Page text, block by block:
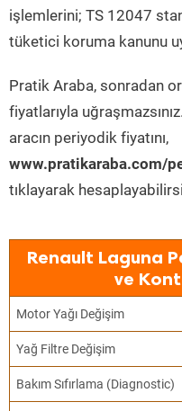
işlemlerini; TS 12047
tüketici koruma kanunu
Pratik Araba, sonradan
fiyatlarıyla uğraşmazsınız.
aracın periyodik fiyatını,
www.pratikaraba.com/
tıklayarak
Renault Laguna
ve
Motor Yağı Değişim
Yağ Filtre Değişim
Bakım Sıfırlama (Diagnostic)